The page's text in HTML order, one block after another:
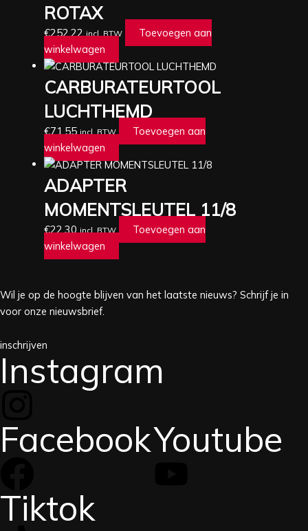
ROTAX
€252,22 incl. BTW
Toevoegen aan
winkelwagen
CARBURATEURTOOL
LUCHTHEMD
€71,55 incl. BTW
Toevoegen aan
winkelwagen
ADAPTER
MOMENTSLEUTEL 11/8
€22,30 incl. BTW
Toevoegen aan
winkelwagen
Wil je op de hoogte blijven van het laatste nieuws? Schrijf je in
voor onze nieuwsbrief.
inschrijven
Instagram
FacebookYoutube
Tiktok